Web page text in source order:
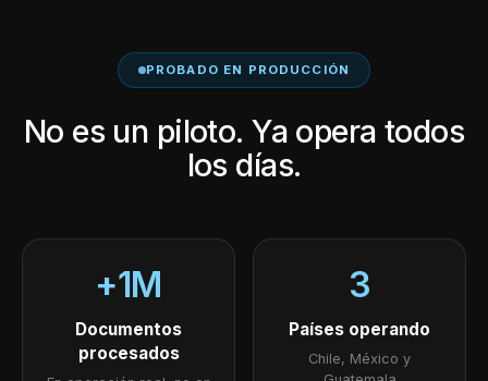
PROBADO EN PRODUCCIÓN
No es un piloto. Ya opera todos
los días.
+1M
Documentos
procesados
3
Países operando
Chile, México y